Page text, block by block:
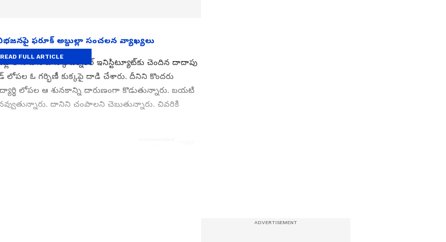
ఫరూక్ అబ్దుల్లా సంచలన వ్యాఖ్యలు
డాన్ బాస్కో టెక్నికల్ ఇనిస్టిట్యూట్‌కు చెందిన దాదాపు
లోపల ఓ గర్భిణీ కుక్కపై దాడి చేశారు. దీనిని కొందరు
లోపల ఆ శునకాన్ని దారుణంగా కొడుతున్నారు. బయటి
నవ్వుతున్నారు. దానిని చంపాలని చెబుతున్నారు. చివరికి
READ FULL ARTICLE